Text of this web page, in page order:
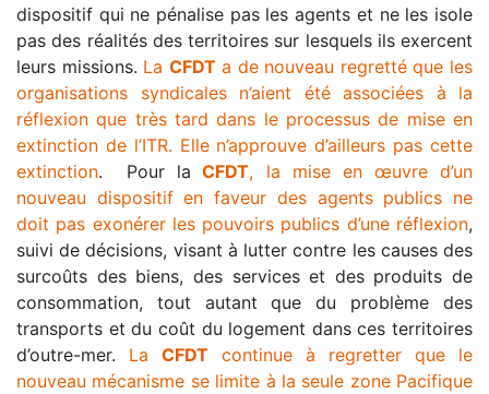
dispositif qui ne pénalise pas les agents et ne les isole
pas des réalités des territoires sur lesquels ils exercent
leurs missions. La CFDTa de nouveau regretté que les
organisations syndicales n’aient été associées à la
réflexion que très tard dans le processus de mise en
extinction de l’ITR. Elle n’approuve d’ailleurs pas cette
extinction. Pour la CFDT, la mise en œuvre d’un
nouveau dispositif en faveur des agents publics ne
doit pas exonérer les pouvoirs publics d’une réflexion,
suivi de décisions, visant à lutter contre les causes des
surcoûts des biens, des services et des produits de
consommation, tout autant que du problème des
transports et du coût du logement dans ces territoires
d’outre-mer. La CFDT continue à regretter que le
nouveau mécanisme se limite à la seule zone Pacifique